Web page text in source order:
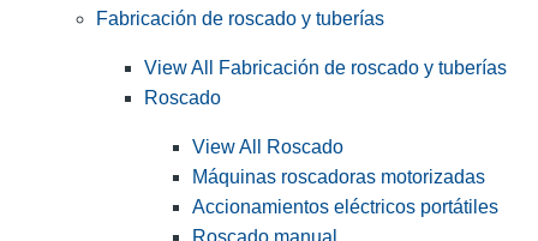
Fabricación de roscado y tuberías
View All Fabricación de roscado y tuberías
Roscado
View All Roscado
Máquinas roscadoras motorizadas
Accionamientos eléctricos portátiles
Roscado manual